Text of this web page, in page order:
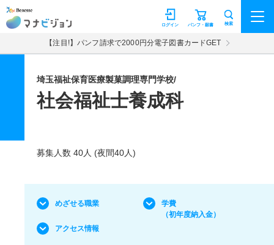
マナビジョン パンフ・願書
ログイン 検索
【注目!】パンフ請求で2000円分電子図書カードGET
埼玉福祉保育医療製菓調理専門学校/
社会福祉士養成科
募集人数 40人 (夜間40人)
めざせる職業
学費
（初年度納入金）
アクセス情報